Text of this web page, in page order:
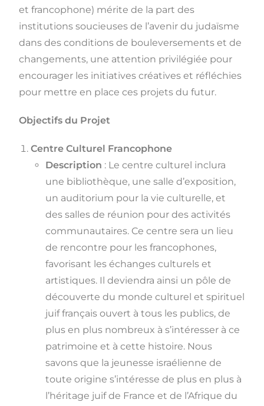
et francophone) mérite de la part des
institutions soucieuses de l’avenir du judaïsme
dans des conditions de bouleversements et de
changements, une attention privilégiée pour
encourager les initiatives créatives et réfléchies
pour mettre en place ces projets du futur.
Objectifs du Projet
Centre Culturel Francophone
Description : Le centre culturel inclura
une bibliothèque, une salle d’exposition,
un auditorium pour la vie culturelle, et
des salles de réunion pour des activités
communautaires. Ce centre sera un lieu
de rencontre pour les francophones,
favorisant les échanges culturels et
artistiques. Il deviendra ainsi un pôle de
découverte du monde culturel et spirituel
juif français ouvert à tous les publics, de
plus en plus nombreux à s’intéresser à ce
patrimoine et à cette histoire. Nous
savons que la jeunesse israélienne de
toute origine s’intéresse de plus en plus à
l’héritage juif de France et de l’Afrique du